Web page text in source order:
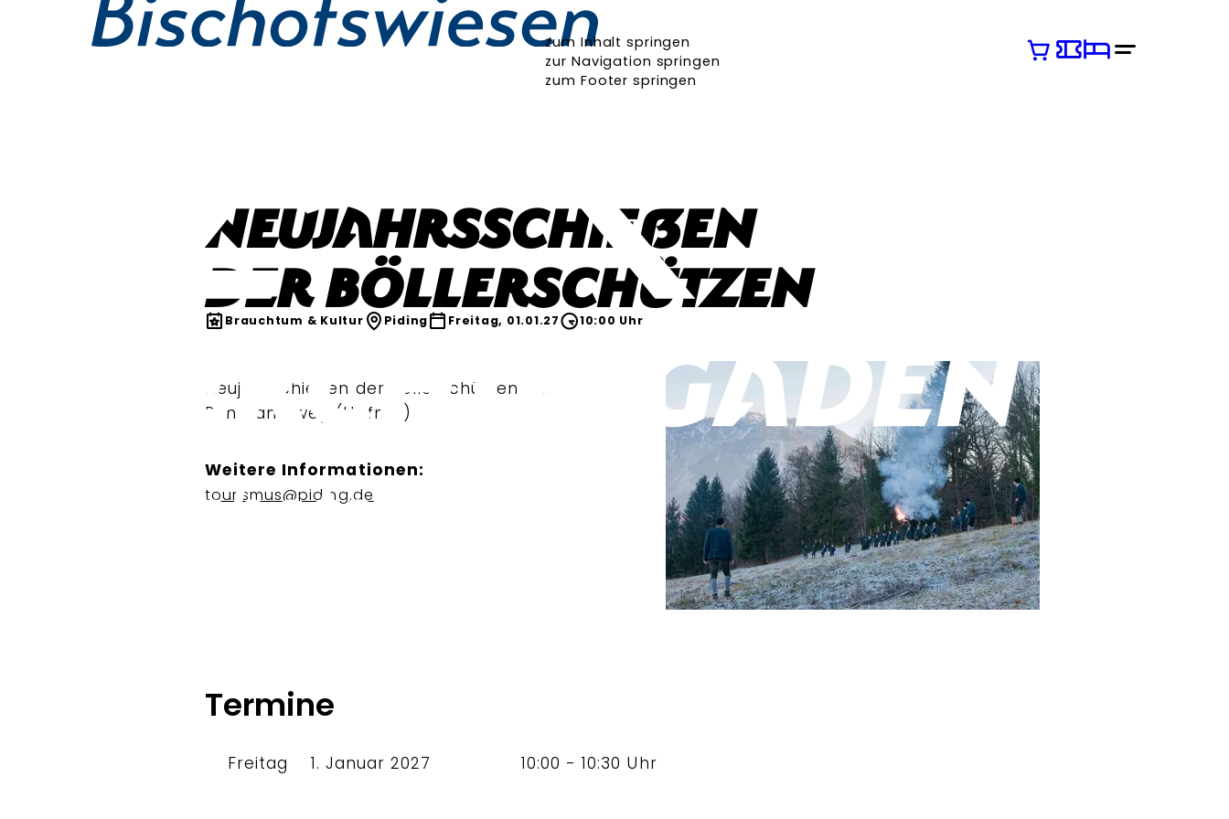
zum Inhalt springen
zur Navigation springen
zum Footer springen
Neujahrsschießen
der Böllerschützen
Brauchtum & Kultur Piding Freitag, 01.01.27 10:00 Uhr
Neujahrschießen der Böllerschützen am
Panoramaweg (Hafner)
Weitere Informationen:
tourismus@piding.de
Termine
Freitag 1. Januar 2027 10:00 - 10:30 Uhr